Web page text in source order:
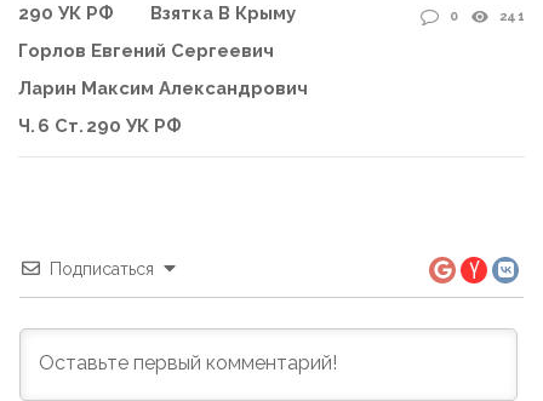
290 УК РФ
Взятка В Крыму
Горлов Евгений Сергеевич
Ларин Максим Александрович
Ч. 6 Ст. 290 УК РФ
0 241
Подписаться